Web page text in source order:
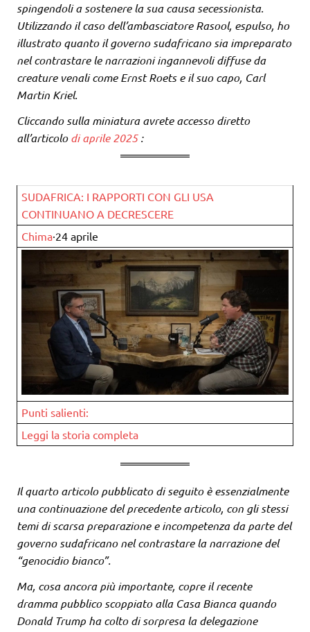
spingendoli a sostenere la sua causa secessionista.
Utilizzando il caso dell’ambasciatore Rasool, espulso, ho
illustrato quanto il governo sudafricano sia impreparato
nel contrastare le narrazioni ingannevoli diffuse da
creature venali come Ernst Roets e il suo capo, Carl
Martin Kriel.
Cliccando sulla miniatura avrete accesso diretto
all’articolodi aprile 2025:
SUDAFRICA: I RAPPORTI CON GLI USA
CONTINUANO A DECRESCERE
Chima·24 aprile
Punti salienti:
Leggi la storia completa
Il quarto articolo pubblicato di seguito è essenzialmente
una continuazione del precedente articolo, con gli stessi
temi di scarsa preparazione e incompetenza da parte del
governo sudafricano nel contrastare la narrazione del
“genocidio bianco”.
Ma, cosa ancora più importante, copre il recente
dramma pubblico scoppiato alla Casa Bianca quando
Donald Trump ha colto di sorpresa la delegazione